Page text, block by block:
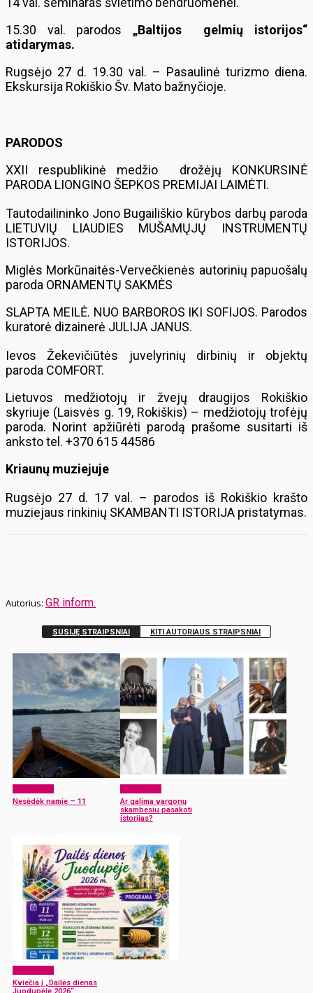
15.30 val. parodos „Baltijos gelmių istorijos“
atidarymas.
Rugsėjo 27 d. 19.30 val. – Pasaulinė turizmo diena.
Ekskursija Rokiškio Šv. Mato bažnyčioje.
PARODOS
XXII respublikinė medžio drožėjų KONKURSINĖ
PARODA LIONGINO ŠEPKOS PREMIJAI LAIMĖTI.
Tautodailininko Jono Bugailiškio kūrybos darbų paroda
LIETUVIŲ LIAUDIES MUŠAMŲJŲ INSTRUMENTŲ
ISTORIJOS.
Miglės Morkūnaitės-Vervečkienės autorinių papuošalų
paroda ORNAMENTŲ SAKMĖS
SLAPTA MEILĖ. NUO BARBOROS IKI SOFIJOS. Parodos
kuratorė dizainerė JULIJA JANUS.
Ievos Žekevičiūtės juvelyrinių dirbinių ir objektų
paroda COMFORT.
Lietuvos medžiotojų ir žvejų draugijos Rokiškio
skyriuje (Laisvės g. 19, Rokiškis) – medžiotojų trofėjų
paroda. Norint apžiūrėti parodą prašome susitarti iš
anksto tel. +370 615 44586
Kriaunų muziejuje
Rugsėjo 27 d. 17 val. – parodos iš Rokiškio krašto
muziejaus rinkinių SKAMBANTI ISTORIJA pristatymas.
GR inform.
SUSIJĘ STRAIPSNIAI KITI AUTORIAUS STRAIPSNIAI
Nesėdėk namie – 11
Ar galima vargonų
skambesiu pasakoti
istorijas?
Kviečia į „Dailės dienas